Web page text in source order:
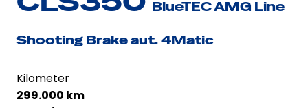
BlueTEC AMG Line
Shooting Brake aut. 4Matic
Kilometer
299.000 km